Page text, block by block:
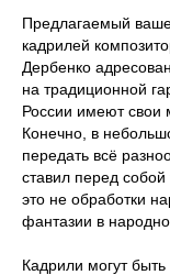
Предлагаемый
кадрилей
Дербенко
нa традиционной
России имеют свои
Конечно, в
передать всё
ставил перед
это не обработки
фантазии в
Кадрили могут